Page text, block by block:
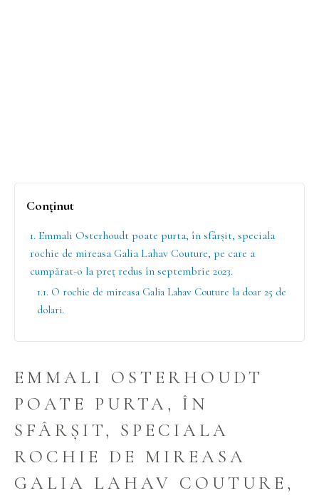
Conținut
1. Emmali Osterhoudt poate purta, în sfârșit, speciala
rochie de mireasa Galia Lahav Couture, pe care a
cumpărat-o la preț redus în septembrie 2023.
1.1. O rochie de mireasa Galia Lahav Couture la doar 25 de
dolari.
EMMALI OSTERHOUDT
POATE PURTA, ÎN
SFÂRȘIT, SPECIALA
ROCHIE DE MIREASA
GALIA LAHAV COUTURE,